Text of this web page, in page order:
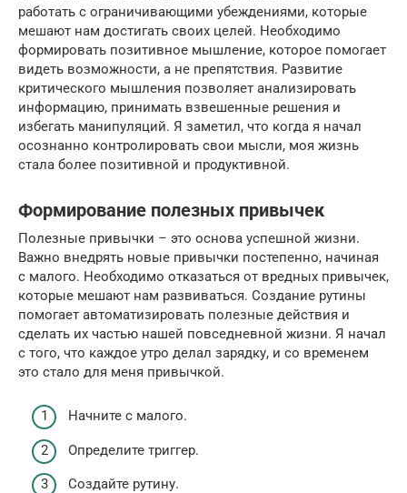
работать с ограничивающими убеждениями, которые
мешают нам достигать своих целей. Необходимо
формировать позитивное мышление, которое помогает
видеть возможности, а не препятствия. Развитие
критического мышления позволяет анализировать
информацию, принимать взвешенные решения и
избегать манипуляций. Я заметил, что когда я начал
осознанно контролировать свои мысли, моя жизнь
стала более позитивной и продуктивной.
Формирование полезных привычек
Полезные привычки – это основа успешной жизни.
Важно внедрять новые привычки постепенно, начиная
с малого. Необходимо отказаться от вредных привычек,
которые мешают нам развиваться. Создание рутины
помогает автоматизировать полезные действия и
сделать их частью нашей повседневной жизни. Я начал
с того, что каждое утро делал зарядку, и со временем
это стало для меня привычкой.
Начните с малого.
Определите триггер.
Создайте рутину.